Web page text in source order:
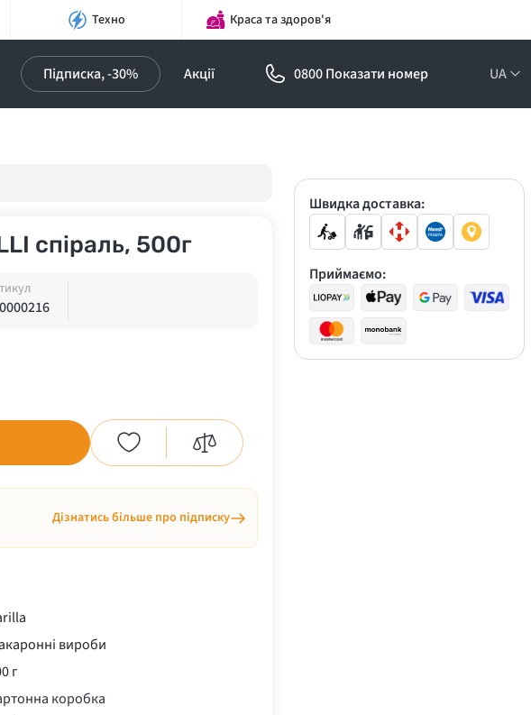
Техно Краса та здоров'я
Підписка, -30% Акції 0800 Показати номер UA
спіраль, 500г
Дізнатись більше про підписку
вироби
г
коробка
Знижки до -30%
Швидка доставка:
Приймаємо: